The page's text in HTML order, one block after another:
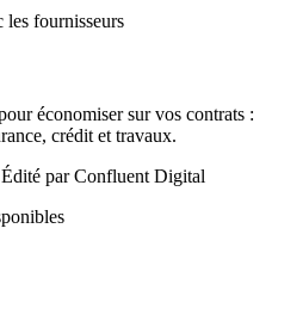
fournisseurs
économiser sur vos contrats :
crédit et travaux.
par Confluent Digital